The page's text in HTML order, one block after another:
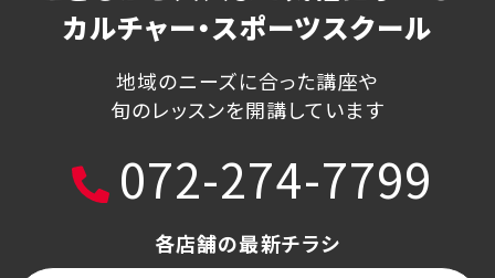
カルチャー・スポーツスクール
地域のニーズに合った講座や
旬のレッスンを開講しています
072-274-7799
各店舗の最新チラシ